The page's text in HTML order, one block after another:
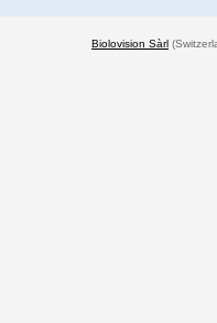
Biolovision Sàrl